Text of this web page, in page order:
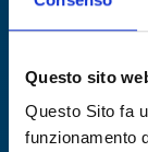
Questo sito
Questo Sito fa
funzionamento